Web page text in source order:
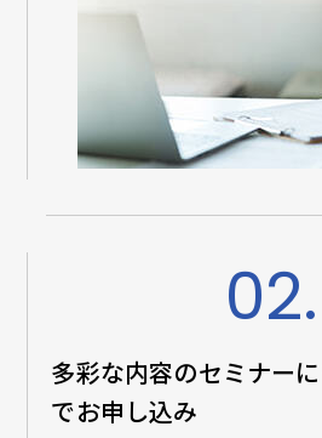
02.
多彩な内容のセミナーに
でお申し込み